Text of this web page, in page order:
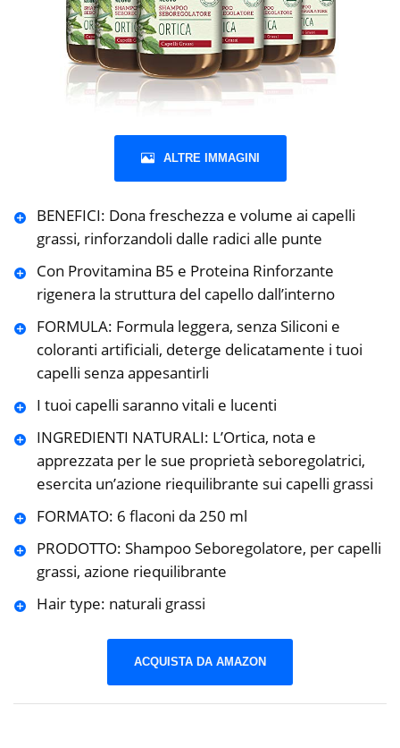
ALTRE IMMAGINI
BENEFICI: Dona freschezza e volume ai capelli
grassi, rinforzandoli dalle radici alle punte
Con Provitamina B5 e Proteina Rinforzante
rigenera la struttura del capello dall’interno
FORMULA: Formula leggera, senza Siliconi e
coloranti artificiali, deterge delicatamente i tuoi
capelli senza appesantirli
I tuoi capelli saranno vitali e lucenti
INGREDIENTI NATURALI: L’Ortica, nota e
apprezzata per le sue proprietà seboregolatrici,
esercita un’azione riequilibrante sui capelli grassi
FORMATO: 6 flaconi da 250 ml
PRODOTTO: Shampoo Seboregolatore, per capelli
grassi, azione riequilibrante
Hair type: naturali grassi
ACQUISTA DA AMAZON